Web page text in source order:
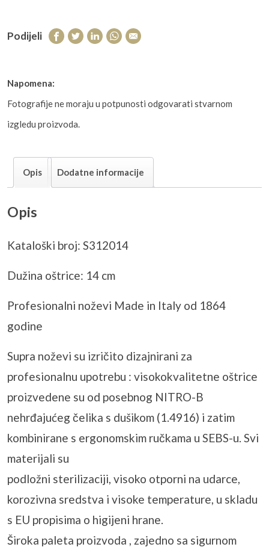
Podijeli
Napomena:
Fotografije ne moraju u potpunosti odgovarati stvarnom
izgledu proizvoda.
Opis Dodatne informacije
Opis
Kataloški broj: S312014
Dužina oštrice: 14 cm
Profesionalni noževi Made in Italy od 1864
godine
Supra noževi su izričito dizajnirani za
profesionalnu upotrebu : visokokvalitetne oštrice
proizvedene su od posebnog NITRO-B
nehrđajućeg čelika s dušikom (1.4916) i zatim
kombinirane s ergonomskim ručkama u SEBS-u. Svi
materijali su
podložni sterilizaciji, visoko otporni na udarce,
korozivna sredstva i visoke temperature, u skladu
s EU propisima o higijeni hrane.
Široka paleta proizvoda , zajedno sa sigurnom